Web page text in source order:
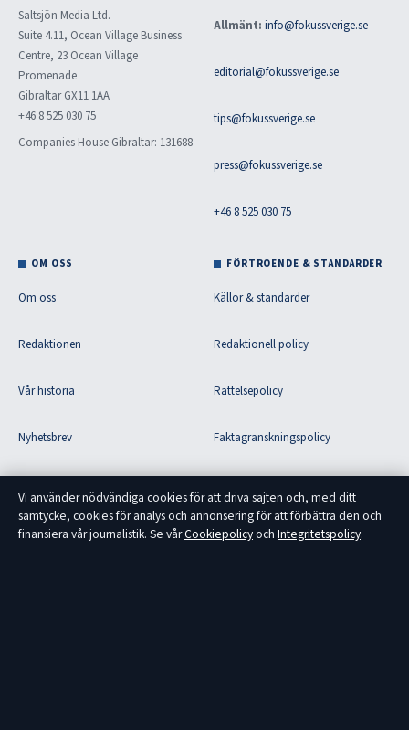
Saltsjön Media Ltd.
Suite 4.11, Ocean Village Business
Centre, 23 Ocean Village
Promenade
Gibraltar GX11 1AA
+46 8 525 030 75
Companies House Gibraltar: 131688
Allmänt: info@fokussverige.se
editorial@fokussverige.se
tips@fokussverige.se
press@fokussverige.se
+46 8 525 030 75
OM OSS
Om oss
Redaktionen
Vår historia
Nyhetsbrev
RSS-flöde
FÖRTROENDE & STANDARDER
Källor & standarder
Redaktionell policy
Rättelsepolicy
Faktagranskningspolicy
Integritetspolicy
Vi använder nödvändiga cookies för att driva sajten och, med ditt
samtycke, cookies för analys och annonsering för att förbättra den och
finansiera vår journalistik. Se vårCookiepolicyoch Integritetspolicy.